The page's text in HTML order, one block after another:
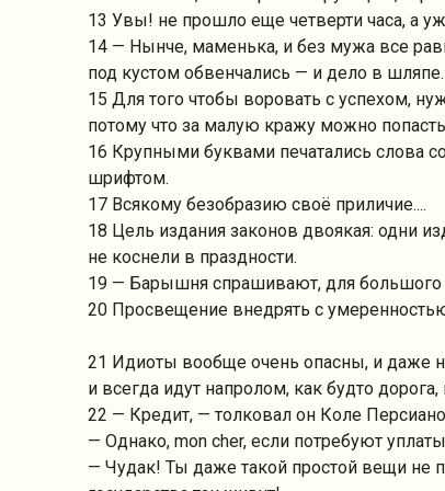
13 Увы! не прошло еще четверти часа, а
14 — Нынче, маменька, и без мужа все
под кустом обвенчались — и дело в
15 Для того чтобы воровать с успехом,
потому что за малую кражу можно попасть
16 Крупными буквами печатались слова
шрифтом.
17 Всякому безобразию своё приличие....
18 Цель издания законов двоякая: одни
не коснели в праздности.
19 — Барышня спрашивают, для
20 Просвещение внедрять с
21 Идиоты вообще очень опасны, и даже
и всегда идут напролом, как будто
22 — Кредит, — толковал он Коле
— Однако, mon cher, если потребуют
— Чудак! Ты даже такой простой вещи не